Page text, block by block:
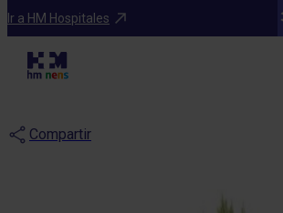
Ir a HM Hospitales
Blog
Los resfriados
niños
Compartir